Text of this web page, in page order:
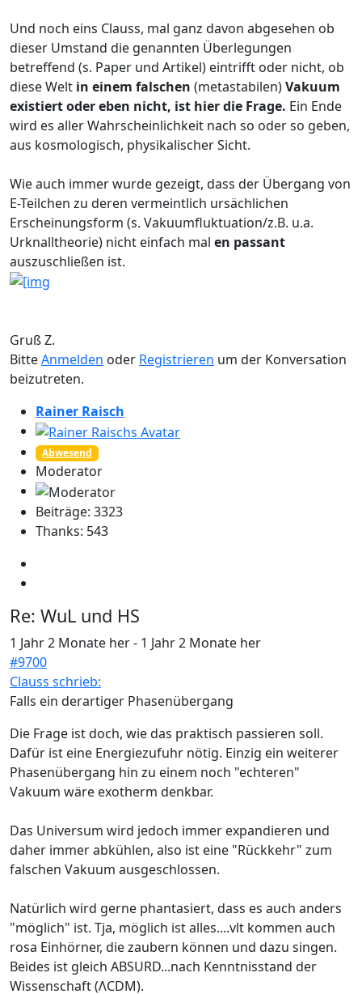
Und noch eins Clauss, mal ganz davon abgesehen ob
dieser Umstand die genannten Überlegungen
betreffend (s. Paper und Artikel) eintrifft oder nicht, ob
diese Welt in einem falschen (metastabilen)Vakuum
existiert oder eben nicht, ist hier die Frage. Ein Ende
wird es aller Wahrscheinlichkeit nach so oder so geben,
aus kosmologisch, physikalischer Sicht.
Wie auch immer wurde gezeigt, dass der Übergang von
E-Teilchen zu deren vermeintlich ursächlichen
Erscheinungsform (s. Vakuumfluktuation/z.B. u.a.
Urknalltheorie) nicht einfach mal en passant
auszuschließen ist.
Gruß Z.
BitteAnmelden oder Registrieren um der Konversation
beizutreten.
Rainer Raisch
Abwesend
Moderator
Beiträge: 3323
Thanks: 543
Re: WuL und HS
1 Jahr 2 Monate her- 1 Jahr 2 Monate her
#9700
Clauss schrieb:
Falls ein derartiger Phasenübergang
Die Frage ist doch, wie das praktisch passieren soll.
Dafür ist eine Energiezufuhr nötig. Einzig ein weiterer
Phasenübergang hin zu einem noch "echteren"
Vakuum wäre exotherm denkbar.
Das Universum wird jedoch immer expandieren und
daher immer abkühlen, also ist eine "Rückkehr" zum
falschen Vakuum ausgeschlossen.
Natürlich wird gerne phantasiert, dass es auch anders
"möglich" ist. Tja, möglich ist alles....vlt kommen auch
rosa Einhörner, die zaubern können und dazu singen.
Beides ist gleich ABSURD...nach Kenntnisstand der
Wissenschaft (ΛCDM).